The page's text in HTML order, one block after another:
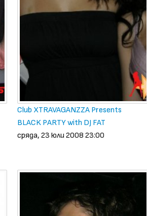
Club XTRAVAGANZZA Presents
BLACK PARTY with DJ FAT
сряда, 23 юли 2008 23:00